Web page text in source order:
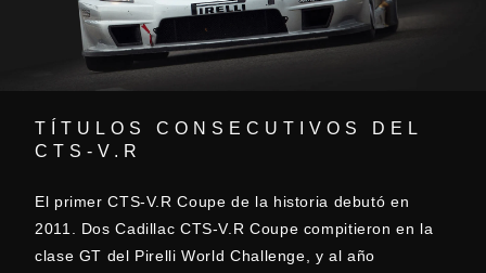
TÍTULOS CONSECUTIVOS DEL
CTS-V.R
El primer CTS-V.R Coupe de la historia debutó en
2011. Dos Cadillac CTS-V.R Coupe compitieron en la
clase GT del Pirelli World Challenge, y al año